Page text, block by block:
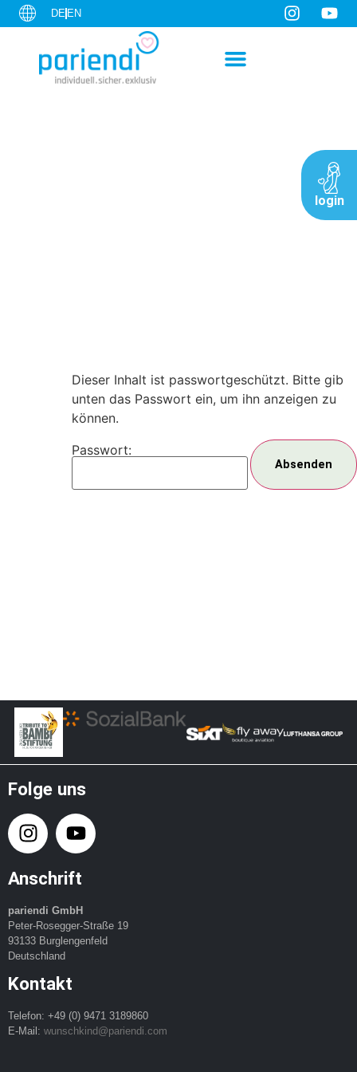
DE EN
login
Dieser Inhalt ist passwortgeschützt. Bitte gib
unten das Passwort ein, um ihn anzeigen zu
können.
Passwort:
Folge uns
Anschrift
pariendi GmbH
Peter-Rosegger-Straße 19
93133 Burglengenfeld
Deutschland
Kontakt
Telefon: +49 (0) 9471 3189860
E-Mail: wunschkind@pariendi.com